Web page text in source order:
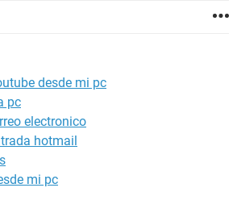
desde mi pc
pc
electronico
hotmail
mi pc